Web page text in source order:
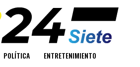
POLÍTICA ENTRETENIMIENTO